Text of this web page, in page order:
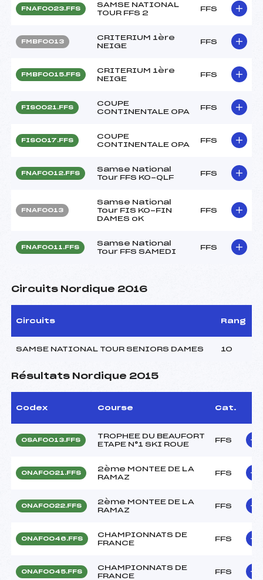
FNAF0023.FFS
SAMSE NATIONAL
TOUR FFS 2
FFS
FMBF0013
CRITERIUM 1ère
NEIGE
FFS
FMBF0015.FFS
CRITERIUM 1ère
NEIGE
FFS
FIS0021.FFS
COUPE
CONTINENTALE OPA
FFS
FIS0017.FFS
COUPE
CONTINENTALE OPA
FFS
FNAF0012.FFS
Samse National
Tour FFS KO-QLF
FFS
FNAF0013
Samse National
Tour FIS KO-FIN
DAMES oK
FFS
FNAF0011.FFS
Samse National
Tour FFS SAMEDI
FFS
Circuits Nordique 2016
Circuits Rang
SAMSE NATIONAL TOUR SENIORS DAMES 10
Résultats Nordique 2015
Codex Course Cat.
OSAF0013.FFS
TROPHEE DU BEAUFORT
ETAPE N°1 SKI ROUE
FFS
ONAF0021.FFS
2ème MONTEE DE LA
RAMAZ
FFS
ONAF0022.FFS
2ème MONTEE DE LA
RAMAZ
FFS
ONAF0046.FFS
CHAMPIONNATS DE
FRANCE
FFS
ONAF0045.FFS
CHAMPIONNATS DE
FRANCE
FFS